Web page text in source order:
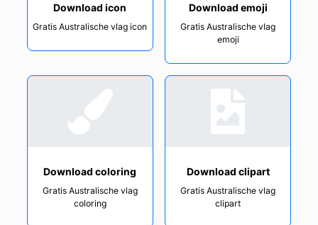
Download icon
Gratis Australische vlag icon
Download emoji
Gratis Australische vlag
emoji
Download coloring
Gratis Australische vlag
coloring
Download clipart
Gratis Australische vlag
clipart